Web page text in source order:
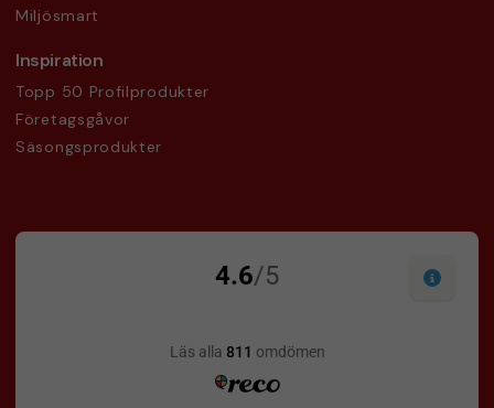
Miljösmart
Inspiration
Topp 50 Profilprodukter
Företagsgåvor
Säsongsprodukter